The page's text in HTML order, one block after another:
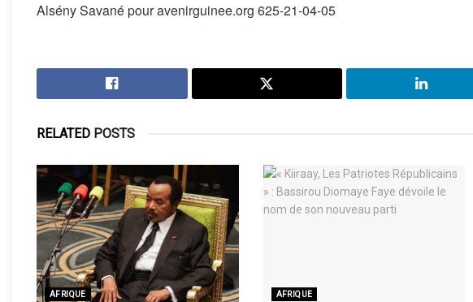
Alsény Savané pour avenirguinee.org 625-21-04-05
RELATED POSTS
AFRIQUE AFRIQUE